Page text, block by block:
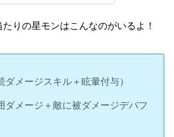
りの星モンはこんなのがいるよ！
ダメージスキル＋眩暈付与）
ダメージ＋敵に被ダメージデバフ